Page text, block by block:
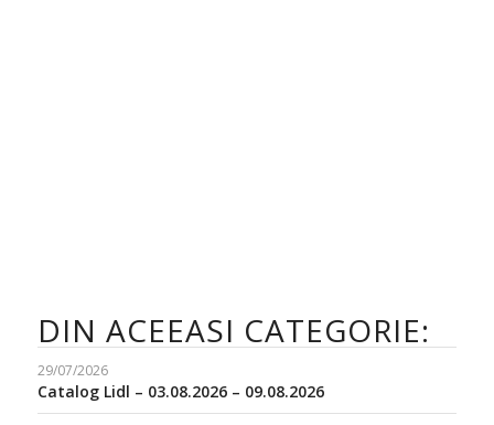
DIN ACEEASI CATEGORIE:
29/07/2026
Catalog Lidl – 03.08.2026 – 09.08.2026